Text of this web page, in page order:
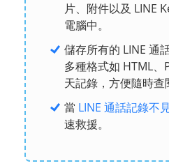
片、附件以及 LINE
電腦中。
儲存所有的 LINE 通
多種格式如 HTML、
天記錄，方便隨時查
當 LINE 通話記錄不
速救援。